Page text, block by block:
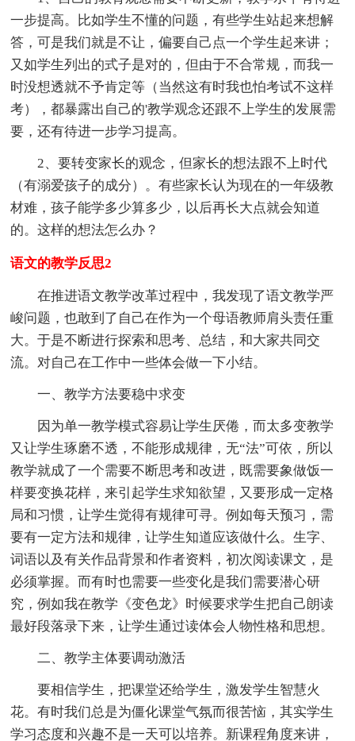
一步提高。比如学生不懂的问题，有些学生站起来想解
答，可是我们就是不让，偏要自己点一个学生起来讲；
又如学生列出的式子是对的，但由于不合常规，而我一
时没想透就不予肯定等（当然这有时我也怕考试不这样
考），都暴露出自己的'教学观念还跟不上学生的发展需
要，还有待进一步学习提高。
2、要转变家长的观念，但家长的想法跟不上时代
（有溺爱孩子的成分）。有些家长认为现在的一年级教
材难，孩子能学多少算多少，以后再长大点就会知道
的。这样的想法怎么办？
语文的教学反思2
在推进语文教学改革过程中，我发现了语文教学严
峻问题，也敢到了自己在作为一个母语教师肩头责任重
大。于是不断进行探索和思考、总结，和大家共同交
流。对自己在工作中一些体会做一下小结。
一、教学方法要稳中求变
因为单一教学模式容易让学生厌倦，而太多变教学
又让学生琢磨不透，不能形成规律，无“法”可依，所以
教学就成了一个需要不断思考和改进，既需要象做饭一
样要变换花样，来引起学生求知欲望，又要形成一定格
局和习惯，让学生觉得有规律可寻。例如每天预习，需
要有一定方法和规律，让学生知道应该做什么。生字、
词语以及有关作品背景和作者资料，初次阅读课文，是
必须掌握。而有时也需要一些变化是我们需要潜心研
究，例如我在教学《变色龙》时候要求学生把自己朗读
最好段落录下来，让学生通过读体会人物性格和思想。
二、教学主体要调动激活
要相信学生，把课堂还给学生，激发学生智慧火
花。有时我们总是为僵化课堂气氛而很苦恼，其实学生
学习态度和兴趣不是一天可以培养。新课程角度来讲，